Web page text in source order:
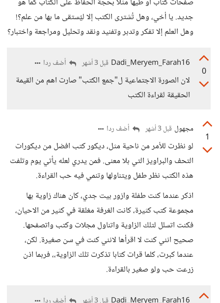
جديد. يا أخي، وهل تُشترى الكتب إلا ليُستقى ما بها من علم؟!
وهل العلم إلا تفكر وتدبر وتفنيد ونقد وتحليل ومراجعة واختبار؟
0
Dadi_Meryem_Farah16 قبل 3 أشهر أضف ردا
لان الصورة الاجتماعية ل"جمع الكتب" صارت اهم من القيمة
الحقيقة لقراءة الكتب
1
مجهول قبل 3 أشهر أضف ردا
لو نظرت للأمر من ناحية مثل، ديكور كتب افضل من ديكورات
التحف والبراويز التي بلا معنى. فمن يدري لعله يأتي يوم وتلفت
هذه الكتب نظر طفل ويتناولها وتنمي فيه حب القراءة.
اذكر عندما كنت طفلة وازور بيت جدي، كان هناك زاوية بها
مجموعة كتب كثيرة، كانت الغرفة مغلقة في كثير من الاحيان،
فكنت اتسلل لتلك الزاوية واتناول مجلات وكتب واتصفحها.
صحيح انني كنت لا اقرأها لانني كنت في سن صغيرة. لكن،
عندما كبرت، كلما قرات كتابا تذكرت تلك الزاوية،، فربما اذن
زرعت حب ولو صغير بالقراءة.